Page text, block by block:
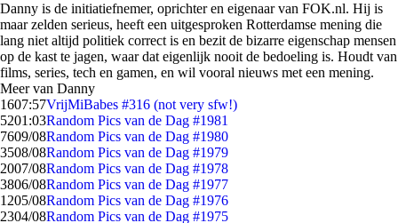
Danny is de initiatiefnemer, oprichter en eigenaar van FOK.nl. Hij is
maar zelden serieus, heeft een uitgesproken Rotterdamse mening die
lang niet altijd politiek correct is en bezit de bizarre eigenschap mensen
op de kast te jagen, waar dat eigenlijk nooit de bedoeling is. Houdt van
films, series, tech en gamen, en wil vooral nieuws met een mening.
Meer van Danny
1607:57VrijMiBabes #316 (not very sfw!)
5201:03Random Pics van de Dag #1981
7609/08Random Pics van de Dag #1980
3508/08Random Pics van de Dag #1979
2007/08Random Pics van de Dag #1978
3806/08Random Pics van de Dag #1977
1205/08Random Pics van de Dag #1976
2304/08Random Pics van de Dag #1975